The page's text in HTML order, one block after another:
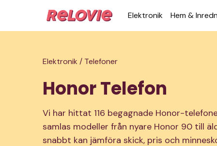
Elek­tronik Hem &
Elektronik / Telefoner
Honor Telefon
Vi har hittat 116 begagnade Honor-
samlas modeller från nyare Honor 90 till
snabbt kan jämföra skick, pris och